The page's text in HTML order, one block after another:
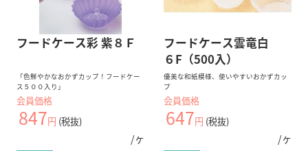
フードケース彩 紫８Ｆ
「色鮮やかなおかずカップ！フードケー
ス５００入り」
会員価格
847円 (税抜)
/ヶ
フードケース雲竜白
６F（500入）
優美な和紙模様、使いやすいおかずカッ
プ
会員価格
647円 (税抜)
/ヶ